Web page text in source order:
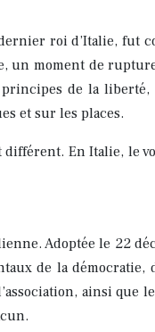
roi d’Italie, fut
moment de
de la liberté,
et sur les places.
différent. En Italie, le
Adoptée le 22
de la
ainsi que